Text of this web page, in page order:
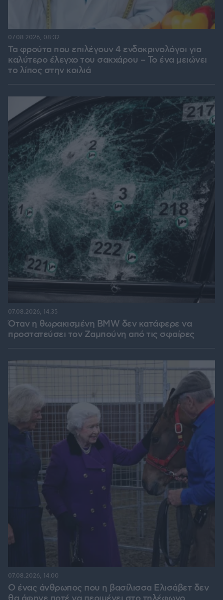
Τα φρούτα που επιλέγουν 4 ενδοκρινολόγοι για
καλύτερο έλεγχο του σακχάρου – Το ένα μειώνει
το λίπος στην κοιλιά
07.08.2026, 08:32
Όταν η θωρακισμένη BMW δεν κατάφερε να
προστατεύσει τον Ζαμπούνη από τις σφαίρες
07.08.2026, 14:35
Ο ένας άνθρωπος που η βασίλισσα Ελισάβετ δεν
07.08.2026, 14:00